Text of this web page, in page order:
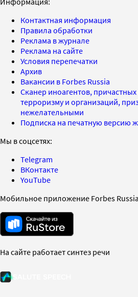
Контактная информация
Правила обработки
Реклама в журнале
Реклама на сайте
Условия перепечатки
Архив
Вакансии в Forbes Russia
Сканер иноагентов, причастных
терроризму и организаций,
нежелательными
Подписка на печатную версию
Мы в соцсетях:
Telegram
ВКонтакте
YouTube
Мобильное приложение Forbes
На сайте работает синтез речи